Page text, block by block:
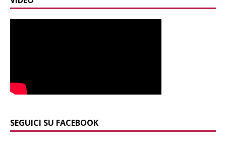
SEGUICI SU FACEBOOK